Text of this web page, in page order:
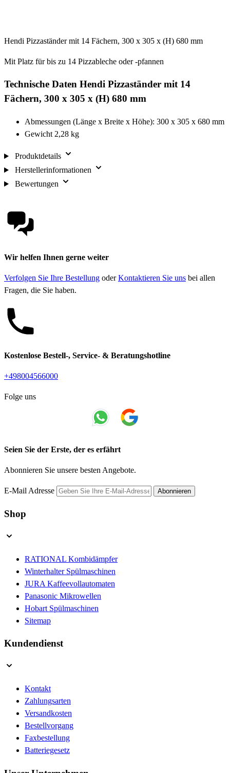
Hendi Pizzaständer mit 14 Fächern, 300 x 305 x (H) 680 mm
Mit Platz für bis zu 14 Pizzableche oder -pfannen
Technische Daten Hendi Pizzaständer mit 14
Fächern, 300 x 305 x (H) 680 mm
Abmessungen (Länge x Breite x Höhe): 300 x 305 x 680 mm
Gewicht 2,28 kg
Produktdetails
Herstellerinformationen
Bewertungen
Wir helfen Ihnen gerne weiter
Verfolgen Sie Ihre Bestellung oderKontaktieren Sie uns bei allen
Fragen, die Sie haben.
Kostenlose Bestell-, Service- & Beratungshotline
+498004566000
Folge uns
Seien Sie der Erste, der es erfährt
Abonnieren Sie unsere besten Angebote.
E-Mail Adresse Abonnieren
Shop
RATIONAL Kombidämpfer
Winterhalter Spülmaschinen
JURA Kaffeevollautomaten
Panasonic Mikrowellen
Hobart Spülmaschinen
Sitemap
Kundendienst
Kontakt
Zahlungsarten
Versandkosten
Bestellvorgang
Faxbestellung
Batteriegesetz